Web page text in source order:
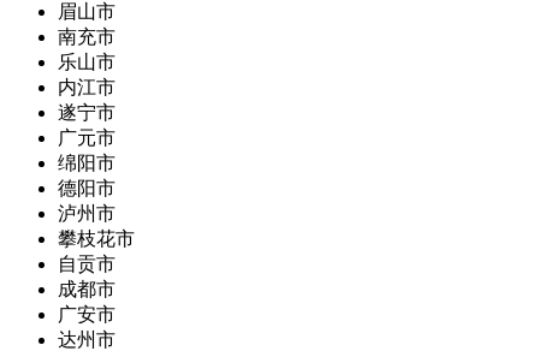
眉山市
南充市
乐山市
内江市
遂宁市
广元市
绵阳市
德阳市
泸州市
攀枝花市
自贡市
成都市
广安市
达州市